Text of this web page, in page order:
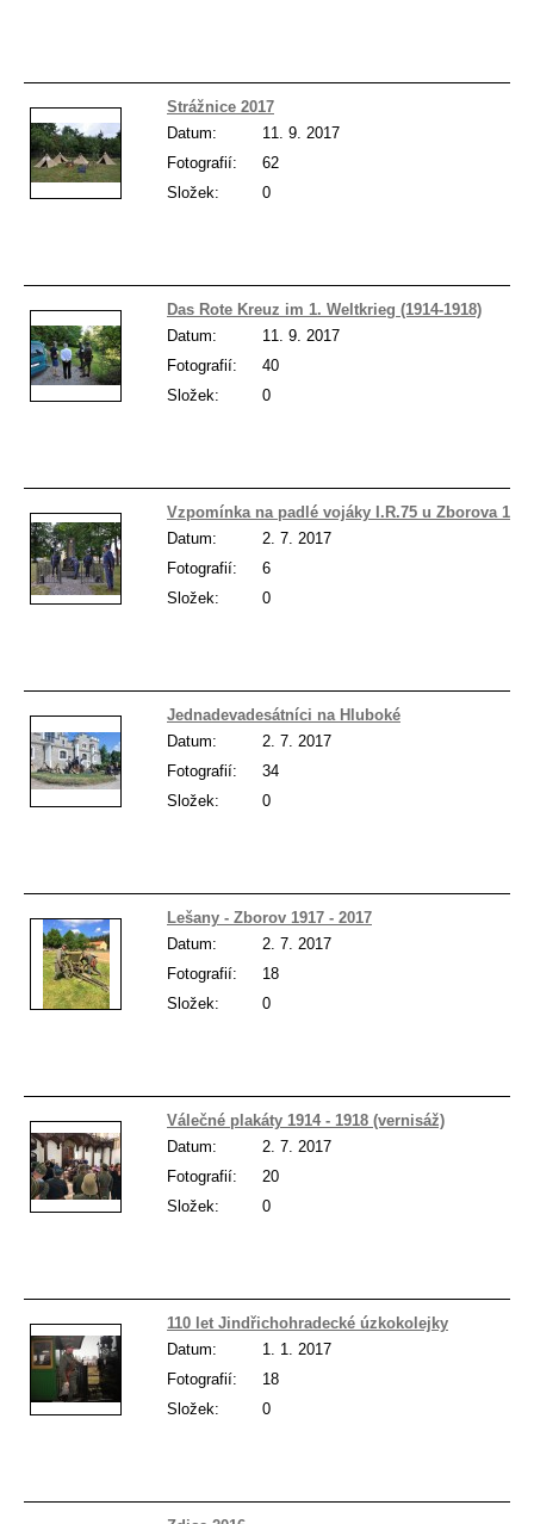
Strážnice 2017
Datum:
11. 9. 2017
Fotografií:
62
Složek:
0
Das Rote Kreuz im 1. Weltkrieg (1914-1918)
Datum:
11. 9. 2017
Fotografií:
40
Složek:
0
Vzpomínka na padlé vojáky I.R.75 u Zborova 1917
Datum:
2. 7. 2017
Fotografií:
6
Složek:
0
Jednadevadesátníci na Hluboké
Datum:
2. 7. 2017
Fotografií:
34
Složek:
0
Lešany - Zborov 1917 - 2017
Datum:
2. 7. 2017
Fotografií:
18
Složek:
0
Válečné plakáty 1914 - 1918 (vernisáž)
Datum:
2. 7. 2017
Fotografií:
20
Složek:
0
110 let Jindřichohradecké úzkokolejky
Datum:
1. 1. 2017
Fotografií:
18
Složek:
0